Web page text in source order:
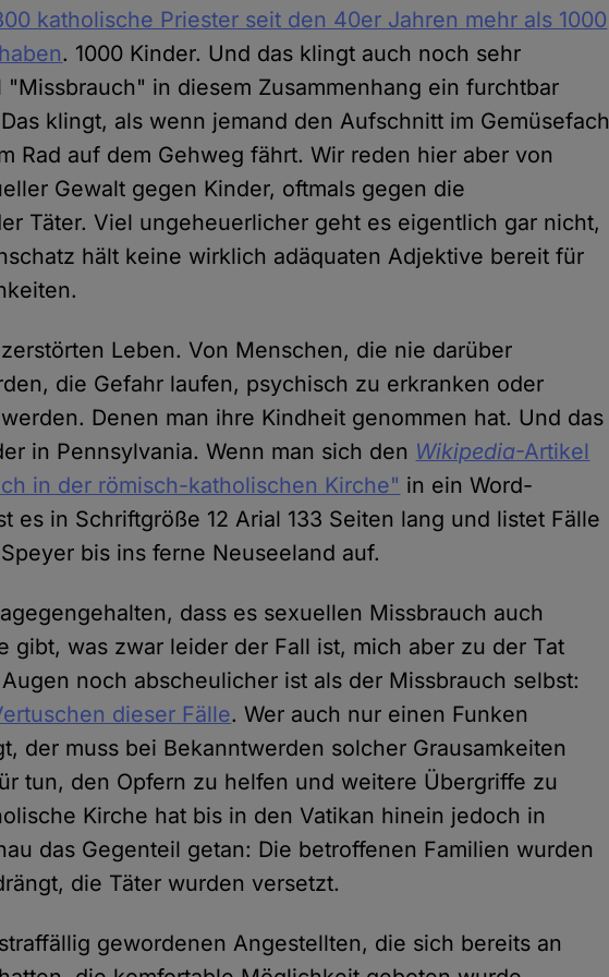
katholische Priester seit den 40er Jahren mehr als 1000
. 1000 Kinder. Und das klingt auch noch sehr
in diesem Zusammenhang ein furchtbar
klingt, als wenn jemand den Aufschnitt im Gemüsefach
Rad auf dem Gehweg fährt. Wir reden hier aber von
Gewalt gegen Kinder, oftmals gegen die
Täter. Viel ungeheuerlicher geht es eigentlich gar nicht,
hält keine wirklich adäquaten Adjektive bereit für
Leben. Von Menschen, die nie darüber
die Gefahr laufen, psychisch zu erkranken oder
Denen man ihre Kindheit genommen hat. Und das
in Pennsylvania. Wenn man sich den Wikipedia-Artikel
in der römisch-katholischen Kirche" in ein Word-
es in Schriftgröße 12 Arial 133 Seiten lang und listet Fälle
bis ins ferne Neuseeland auf.
dass es sexuellen Missbrauch auch
gibt, was zwar leider der Fall ist, mich aber zu der Tat
noch abscheulicher ist als der Missbrauch selbst:
dieser Fälle. Wer auch nur einen Funken
der muss bei Bekanntwerden solcher Grausamkeiten
tun, den Opfern zu helfen und weitere Übergriffe zu
Kirche hat bis in den Vatikan hinein jedoch in
das Gegenteil getan: Die betroffenen Familien wurden
die Täter wurden versetzt.
gewordenen Angestellten, die sich bereits an